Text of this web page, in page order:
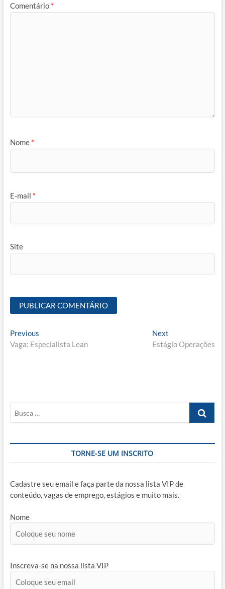
Comentário *
Nome *
E-mail *
Site
Navegação
de
PreviousPrevious
post:
Vaga: Especialista Lean
Next
post:
Estágio Operações
Busca
TORNE-SE UM INSCRITO
Cadastre seu email e faça parte da nossa lista VIP de
conteúdo, vagas de emprego, estágios e muito mais.
Nome
Inscreva-se na nossa lista VIP